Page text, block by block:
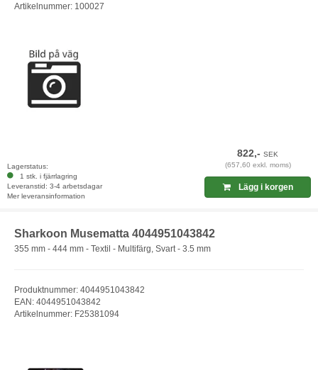
Artikelnummer: 100027
Lagerstatus:
1 stk. i fjärrlagring
Leveranstid: 3-4 arbetsdagar
Mer leveransinformation
822,-SEK
(657,60 exkl. moms)
Lägg i korgen
Sharkoon Musematta 4044951043842
355 mm - 444 mm - Textil - Multifärg, Svart - 3.5 mm
Produktnummer: 4044951043842
EAN: 4044951043842
Artikelnummer: F25381094